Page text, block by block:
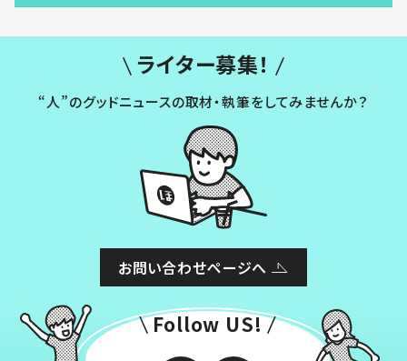
ライター募集！
“人”のグッドニュースの取材・執筆をしてみませんか？
お問い合わせページへ
Follow US!